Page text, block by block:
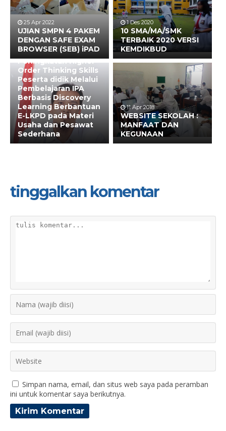
25 Apr 2022
UJIAN SMPN 4 PAKEM
DENGAN SAFE EXAM
BROWSER (SEB) iPAD
1 Des 2020
10 SMA/MA/SMK
TERBAIK 2020 VERSI
KEMDIKBUD
15 Jul 2022
Peningkatan Higher
Order Thinking Skills
Peserta didik Melalui
Pembelajaran IPA
Berbasis Discovery
Learning Berbantuan
E-LKPD pada Materi
Usaha dan Pesawat
Sederhana
11 Apr 2018
WEBSITE SEKOLAH :
MANFAAT DAN
KEGUNAAN
tinggalkan komentar
Simpan nama, email, dan situs web saya pada peramban
ini untuk komentar saya berikutnya.